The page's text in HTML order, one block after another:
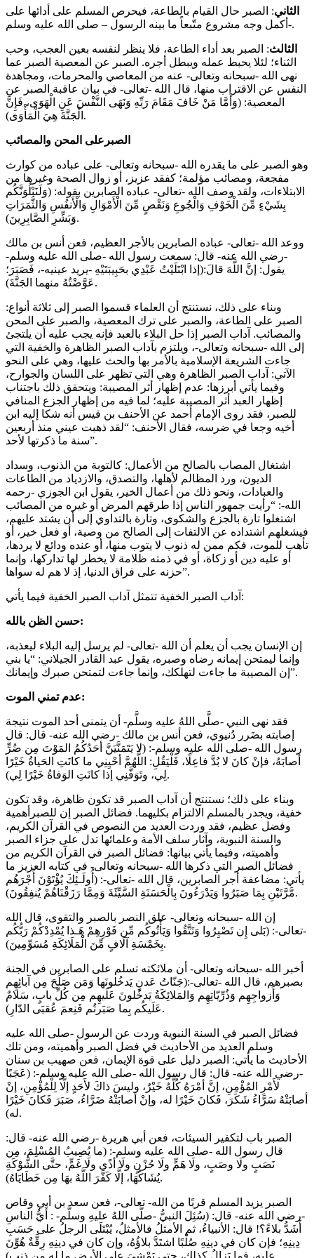
الثاني: الصبر حال القيام بالطاعة، فيحرص المسلم على أدائها على
أكمل وجه مشروع متّبعاً ما بينه الرسول – صلى الله عليه وسلم-.
الثالث: الصبر بعد أداء الطاعة، فلا ينظر لنفسه بعين العجب، وحب
الثناء؛ لئلا يحبط عمله ويبطل أجره. الصبر عن المعصية الصبر عما
نهى الله -سبحانه وتعالى- عنه من المعاصي والمحرمات، ومجاهدة
النفس عن الاقتراب منها، قال الله -تعالى- في بيان عاقبة الصبر عن
المعصية: (وَأَمَّا مَنْ خَافَ مَقَامَ رَبِّهِ وَنَهَى النَّفْسَ عَنِ الْهَوَى، فَإِنَّ
الْجَنَّةَ هِيَ الْمَأْوَى).
الصبرعلى المحن والمصائب
وهو الصبر على ما يقدره الله -سبحانه وتعالى- على عباده من كوارث
مفجعة، ومصائب مؤلمة؛ كفقد عزيز، أو زوال الصحة وغيرها من
الابتلاءات، ولقد وصف الله -تعالى- عباده الصابرين بقوله: (وَلَنَبْلُوَنَّكُم
بِشَيْءٍ مِّنَ الْخَوْفِ وَالْجُوعِ وَنَقْصٍ مِّنَ الْأَمْوَالِ وَالْأَنفُسِ وَالثَّمَرَاتِ
وَبَشِّرِ الصَّابِرِينَ).
ووعد الله -تعالى- عباده الصابرين بالأجر العظيم، فعن أنس بن مالك
-رضي الله عنه- قال: سمعت رسول الله -صلى الله عليه وسلم-
يقول: إنَّ اللَّهَ قالَ:(إذا ابْتَلَيْتُ عَبْدِي بحَبِيبَتَيْهِ -يريد عينيه-، فَصَبَرَ؛
عَوَّضْتُهُ منهما الجَنَّةَ).
وبناء على ذلك، نستنتج أن العلماء قسموا الصبر إلى ثلاثة أنواع:
الصبر على الطاعة، والصبر على ترك المعصية، والصبر على المحن
والمصائب. آداب الصبر إذا حل البلاء بالعبد فإنه يجب عليه أن يلتجئ
إلى الله -سبحانه وتعالى-، ويلتزم بآداب الصبر الظاهرة والخفية التي
جاءت الشريعة الإسلامية بالأمر بها والحث عليها، وهي على النحو
الآتي: آداب الصبر الظاهرة وهي التي تظهر على اللسان والجوارح،
وفيما يأتي أبرزها: عدم إظهار أثر المصيبة: ويتحقق ذلك باجتناب
إظهار العبد أثر المصيبة عليه؛ لما فيه من إظهار الجزع المنافي
للصبر، فقد روى الإمام أحمد عن الأحنف بن قيس أنه شكا إليه ابن
أخيه وجعا في ضرسه، فقال الأحنف: “لقد ذهبت عيني منذ أربعين
سنة ما ذكرتها لأحد”.
اشتغال المصاب بالصالح من الأعمال: كالتوبة من الذنوب، وسداد
الديون، ورد المظالم لأهلها، والتصدق، والازدياد من الطاعات
والعبادات، ونحو ذلك من أعمال الخير، يقول ابن الجوزي -رحمه
الله-: “رأيت جمهور الناس إذا طرقهم المرض أو غيره من المصائب
اشتغلوا تارة بالجزع والشكوى، وتارة بالتداوي إلى أن يشتد عليهم،
فيشغلهم اشتداده عن الالتفات إلى الصالح من وصية، أو فعل خير، أو
تأهب للموت، فكم ممن له ذنوب لا يتوب منها، أو عنده ودائع لا يردها،
أو عليه دين أو زكاة، أو في ذمته ظلامة لا يخطر لها تداركها، وإنما
حزنه على فراق الدنيا، إذ لا هم له سواها”.
آداب الصبر الخفية تتمثل آداب الصبر الخفية فيما يأتي:
حسن الظن بالله:
إن الإنسان يجب أن يعلم أن الله -تعالى- لم يرسل إليه البلاء ليعذبه،
وإنما ليمتحن إيمانه رضاه وصبره، يقول عبد القادر الجيلاني: “يا بني
إن المصيبة ما جاءت لتهلكك، وإنما جاءت لتمتحن صبرك وإيمانك”.
عدم تمني الموت:
فقد نهى النبي -صلَّى اللهُ عليه وسلَّم- أن يتمنى أحد الموت نتيجة
إصابته بضَرر دُنيوي، فعن أنس بن مالك -رضي الله عنه- قال: قال
رسول الله -صلى الله عليه وسلم-: (لا يَتَمَنَّيَنَّ أحَدُكُمُ المَوْتَ مِن ضُرٍّ
أصابَهُ، فإنْ كانَ لا بُدَّ فاعِلًا، فَلْيَقُلِ: اللَّهُمَّ أحْيِنِي ما كانَتِ الحَياةُ خَيْرًا
لِي، وتَوَفَّنِي إذا كانَتِ الوَفاةُ خَيْرًا لِي).
وبناء على ذلك؛ نستنتج أن آداب الصبر قد تكون ظاهرة، وقد تكون
خفية، ويجدر بالمسلم الالتزام بكليهما. فضائل الصبر إن للصبرأهمية
وفضل عظيم، فقد وردت العديد من النصوص في القرآن الكريم،
والسنة النبوية، وآثار سلف الأمة وعلمائها تدل على جزاء الصبر
وأهميته، وفيما يأتي بيانها: فضائل الصبر في القرآن الكريم من
فضائل الصبر التي ذكرها الله -سبحانه وتعالى- في كتابه العزيز ما
يأتي: مضاعفة أجر الصابرين، قال الله -تعالى-: (أُولَـئِكَ يُؤْتَوْنَ أَجْرَهُم
مَّرَّتَيْنِ بِمَا صَبَرُوا وَيَدْرَءُونَ بِالْحَسَنَةِ السَّيِّئَةَ وَمِمَّا رَزَقْنَاهُمْ يُنفِقُونَ).
إن الله -سبحانه وتعالى- علق النصر بالصبر والتقوى، قال الله
-تعالى-: (بَلى إِن تَصْبِرُوا وَتَتَّقُوا وَيَأْتُوكُم مِّن فَوْرِهِمْ هَـذا يُمْدِدْكُمْ رَبُّكُم
بِخَمْسَةِ آلَافٍ مِّنَ الْمَلَائِكَةِ مُسَوِّمِينَ).
أخبر الله -سبحانه وتعالى- أن ملائكته تسلم على الصابرين في الجنة
بصبرهم، قال الله -تعالى-:(جَنّاتُ عَدنٍ يَدخُلونَها وَمَن صَلَحَ مِن آبائِهِم
وَأَزواجِهِم وَذُرِّيّاتِهِم وَالمَلائِكَةُ يَدخُلونَ عَلَيهِم مِن كُلِّ بابٍ، سَلامٌ
عَلَيكُم بِما صَبَرتُم فَنِعمَ عُقبَى الدّارِ).
فضائل الصبر في السنة النبوية وردت عن الرسول -صلى الله عليه
وسلم العديد من الأحاديث في فضل الصبر وأهميته، ومن تلك
الأحاديث ما يأتي: الصبر دليل على قوة الإيمان، فعن صهيب بن سنان
-رضي الله عنه- قال: قال رسول الله -صلى الله عليه وسلم-: (عَجَبًا
لأَمْرِ المُؤْمِنِ، إنَّ أمْرَهُ كُلَّهُ خَيْرٌ، وليسَ ذاكَ لأَحَدٍ إلَّا لِلْمُؤْمِنِ، إنْ
أصابَتْهُ سَرَّاءُ شَكَرَ، فَكانَ خَيْرًا له، وإنْ أصابَتْهُ ضَرَّاءُ، صَبَرَ فَكانَ خَيْرًا
له).
الصبر باب لتكفير السيئات، فعن أبي هريرة -رضي الله عنه- قال:
قال رسول الله -صلى الله عليه وسلم-: (ما يُصِيبُ المُسْلِمَ، مِن
نَصَبٍ ولَا وصَبٍ، ولَا هَمٍّ ولَا حُزْنٍ ولَا أذًى ولَا غَمٍّ، حتَّى الشَّوْكَةِ
يُشَاكُهَا، إلَّا كَفَّرَ اللَّهُ بهَا مِن خَطَايَاهُ).
الصبر يزيد المسلم قربًا من الله- تعالى-، فعن سعد بن أبي وقاص
-رضي الله عنه- قال: (سُئِلَ النبيُّ -صلَّى اللهُ عليهِ وسلَّم- : أَيُّ الناسِ
أَشَدُّ بلاءً؟! قال: الأنبياءُ، ثم الأمثلُ فالأمثلُ، يُبْتَلَى الرجلُ على حَسَبِ
دِينِهِ؛ فإن كان في دينِهِ صُلْبًا اشتَدَّ بلاؤُهُ، وإن كان في دينِهِ رِقَّةٌ هُوِّنَ